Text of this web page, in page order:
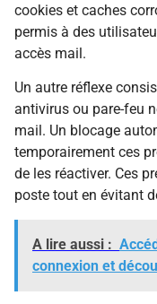
cookies et caches
permis à des
accès mail.
Un autre réflexe
antivirus ou pare-feu
mail. Un blocage
temporairement ces
de les réactiver. Ces
poste tout en évitant
A lire aussi :
connexion et